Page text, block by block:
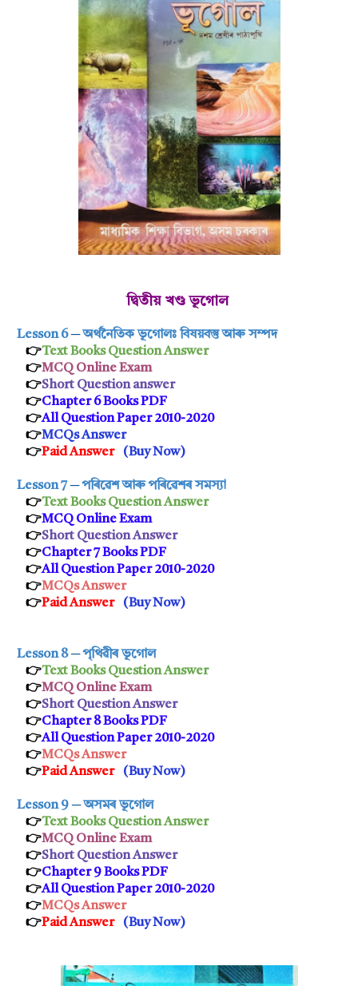
দ্বিতীয় খণ্ড ভূগোল
Lesson 6─অৰ্থনৈতিক ভূগোলঃ বিষয়বস্তু আৰু সম্পদ
👉Text Books Question Answer
👉MCQ Online Exam
👉Short Question answer
👉Chapter 6 Books PDF
👉All Question Paper 2010-2020
👉MCQs Answer
👉Paid Answer (Buy Now)
Lesson 7─পৰিৱেশ আৰু পৰিৱেশৰ সমস্যা
👉Text Books Question Answer
👉MCQ Online Exam
👉Short Question Answer
👉Chapter 7 Books PDF
👉All Question Paper 2010-2020
👉MCQs Answer
👉Paid Answer (Buy Now)
Lesson 8─পৃথিৱীৰ ভূগোল
👉Text Books Question Answer
👉MCQ Online Exam
👉Short Question Answer
👉Chapter 8 Books PDF
👉All Question Paper 2010-2020
👉MCQs Answer
👉Paid Answer (Buy Now)
Lesson 9 ─অসমৰ ভূগোল
👉Text Books Question Answer
👉MCQ Online Exam
👉Short Question Answer
👉Chapter 9 Books PDF
👉All Question Paper 2010-2020
👉MCQs Answer
👉Paid Answer (Buy Now)